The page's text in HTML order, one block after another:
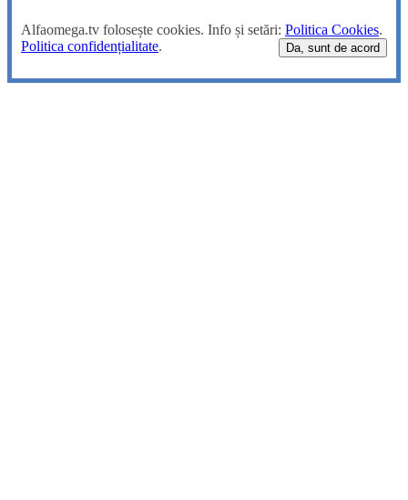
Alfaomega.tv folosește cookies. Info și setări: Politica Cookies.
Politica confidențialitate. Da, sunt de acord